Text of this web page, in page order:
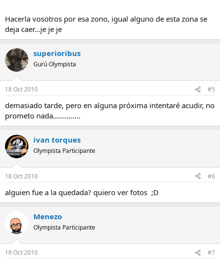
Hacerla vosotros por esa zono, igual alguno de esta zona se
deja caer...je je je
superioribus
Gurú Olympista
18 Oct 2010 #5
demasiado tarde, pero en alguna próxima intentaré acudir, no
prometo nada..............
ivan torques
Olympista Participante
18 Oct 2010 #6
alguien fue a la quedada? quiero ver fotos ;D
Menezo
Olympista Participante
18 Oct 2010 #7